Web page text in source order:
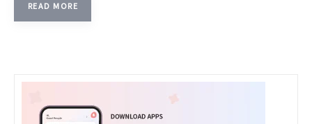
Layanan
READ MORE